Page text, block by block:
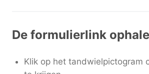
De formulierlink
Klik op het tandwielpictogram